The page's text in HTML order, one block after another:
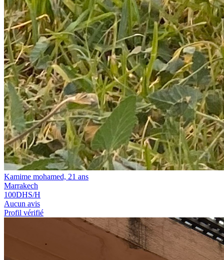
Kamime mohamed, 21 ans
Marrakech
100DHS/H
Aucun avis
Profil vérifié